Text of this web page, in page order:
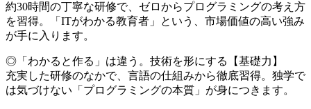
約30時間の丁寧な研修で、ゼロからプログラミングの考え方
を習得。「ITがわかる教育者」という、市場価値の高い強み
が手に入ります。
◎「わかると作る」は違う。技術を形にする【基礎力】
充実した研修のなかで、言語の仕組みから徹底習得。独学で
は気づけない「プログラミングの本質」が身につきます。